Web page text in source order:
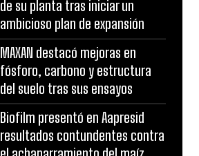
de su planta tras iniciar un
ambicioso plan de expansión
MAXAN destacó mejoras en
fósforo, carbono y estructura
del suelo tras sus ensayos
Biofilm presentó en Aapresid
resultados contundentes contra